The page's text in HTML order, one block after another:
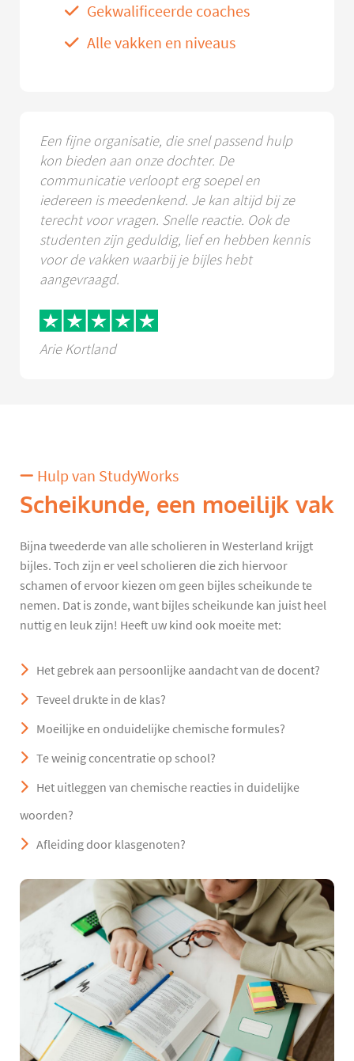
Gekwalificeerde coaches
Alle vakken en niveaus
Een fijne organisatie, die snel passend hulp
kon bieden aan onze dochter. De
communicatie verloopt erg soepel en
iedereen is meedenkend. Je kan altijd bij ze
terecht voor vragen. Snelle reactie. Ook de
studenten zijn geduldig, lief en hebben kennis
voor de vakken waarbij je bijles hebt
aangevraagd.
Arie Kortland
Hulp van StudyWorks
Scheikunde, een moeilijk vak
Bijna tweederde van alle scholieren in Westerland krijgt
bijles. Toch zijn er veel scholieren die zich hiervoor
schamen of ervoor kiezen om geen bijles scheikunde te
nemen. Dat is zonde, want bijles scheikunde kan juist heel
nuttig en leuk zijn! Heeft uw kind ook moeite met:
Het gebrek aan persoonlijke aandacht van de docent?
Teveel drukte in de klas?
Moeilijke en onduidelijke chemische formules?
Te weinig concentratie op school?
Het uitleggen van chemische reacties in duidelijke
woorden?
Afleiding door klasgenoten?